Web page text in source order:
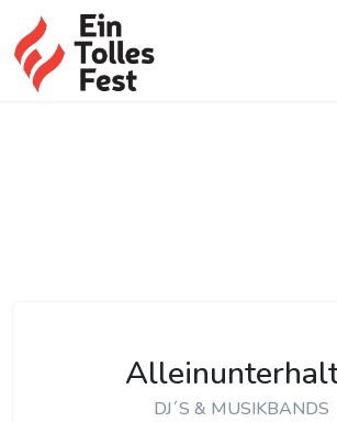
DJ´S & MUSIKBANDS